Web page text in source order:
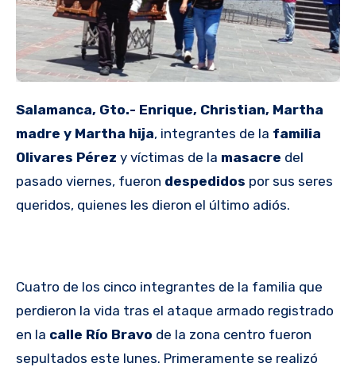
Salamanca, Gto.- Enrique, Christian, Martha
madre y Martha hija, integrantes de la familia
Olivares Pérez y víctimas de la masacre del
pasado viernes, fueron despedidos por sus seres
queridos, quienes les dieron el último adiós.
Cuatro de los cinco integrantes de la familia que
perdieron la vida tras el ataque armado registrado
en la calle Río Bravo de la zona centro fueron
sepultados este lunes. Primeramente se realizó